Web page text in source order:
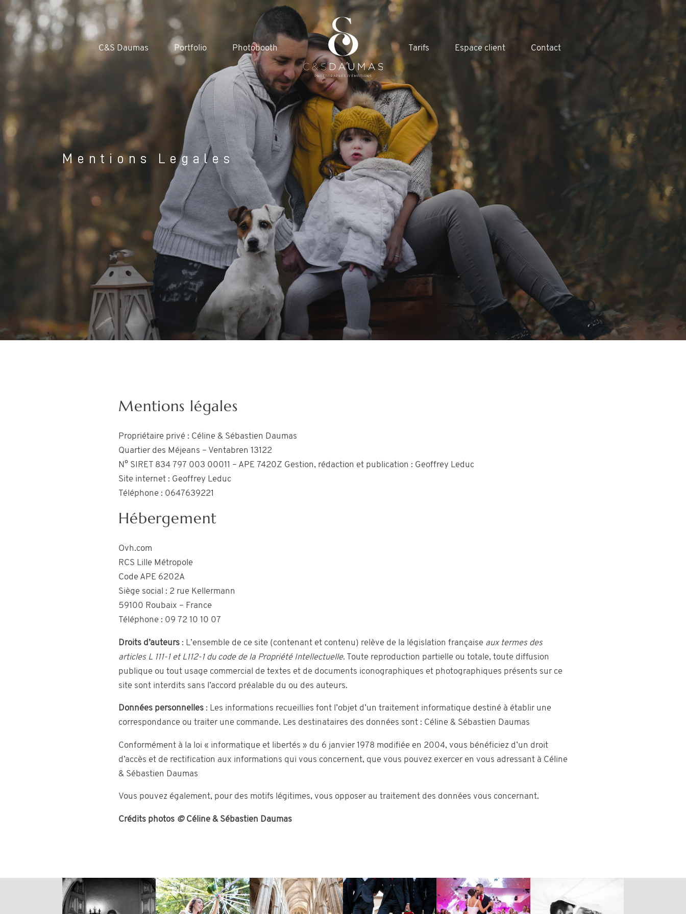
C&S Daumas Portfolio Photobooth Tarifs Espace client Contact
Mentions Legales
Mentions légales
Propriétaire privé : Céline & Sébastien Daumas
Quartier des Méjeans – Ventabren 13122
N° SIRET 834 797 003 00011 – APE 7420Z Gestion, rédaction et publication : Geoffrey Leduc
Site internet : Geoffrey Leduc
Téléphone : 0647639221
Hébergement
Ovh.com
RCS Lille Métropole
Code APE 6202A
Siège social : 2 rue Kellermann
59100 Roubaix – France
Téléphone : 09 72 10 10 07
Droits d’auteurs: L’ensemble de ce site (contenant et contenu) relève de la législation française aux termes des
articles L 111-1 et L112-1 du code de la Propriété Intellectuelle. Toute reproduction partielle ou totale, toute diffusion
publique ou tout usage commercial de textes et de documents iconographiques et photographiques présents sur ce
site sont interdits sans l’accord préalable du ou des auteurs.
Données personnelles: Les informations recueillies font l’objet d’un traitement informatique destiné à établir une
correspondance ou traiter une commande. Les destinataires des données sont : Céline & Sébastien Daumas
Conformément à la loi « informatique et libertés » du 6 janvier 1978 modifiée en 2004, vous bénéficiez d’un droit
d’accès et de rectification aux informations qui vous concernent, que vous pouvez exercer en vous adressant à Céline
& Sébastien Daumas
Vous pouvez également, pour des motifs légitimes, vous opposer au traitement des données vous concernant.
Crédits photos © Céline & Sébastien Daumas